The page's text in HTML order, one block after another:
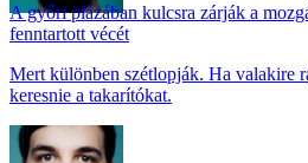
A győri plázában kulcsra zárják a
fenntartott vécét
Mert különben szétlopják. Ha valakire
keresnie a takarítókat.